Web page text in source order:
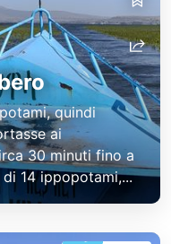
quindi
ai
30 minuti fino a
14 ippopotami,...